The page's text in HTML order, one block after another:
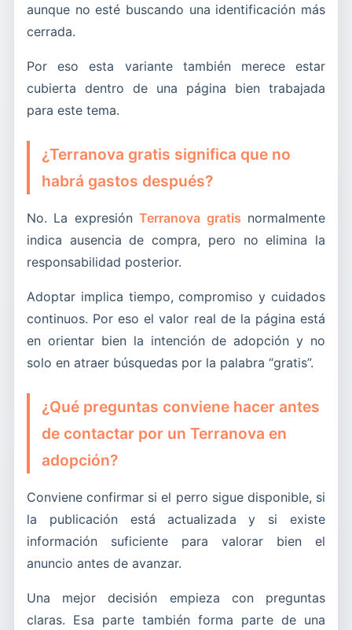
aunque no esté buscando una identificación más
cerrada.
Por eso esta variante también merece estar
cubierta dentro de una página bien trabajada
para este tema.
¿Terranova gratis significa que no
habrá gastos después?
No. La expresiónTerranova gratis normalmente
indica ausencia de compra, pero no elimina la
responsabilidad posterior.
Adoptar implica tiempo, compromiso y cuidados
continuos. Por eso el valor real de la página está
en orientar bien la intención de adopción y no
solo en atraer búsquedas por la palabra “gratis”.
¿Qué preguntas conviene hacer antes
de contactar por un Terranova en
adopción?
Conviene confirmar si el perro sigue disponible, si
la publicación está actualizada y si existe
información suficiente para valorar bien el
anuncio antes de avanzar.
Una mejor decisión empieza con preguntas
claras. Esa parte también forma parte de una